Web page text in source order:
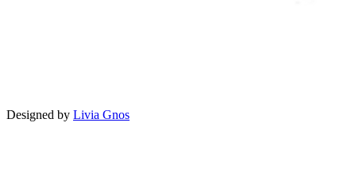
Designed by Livia Gnos